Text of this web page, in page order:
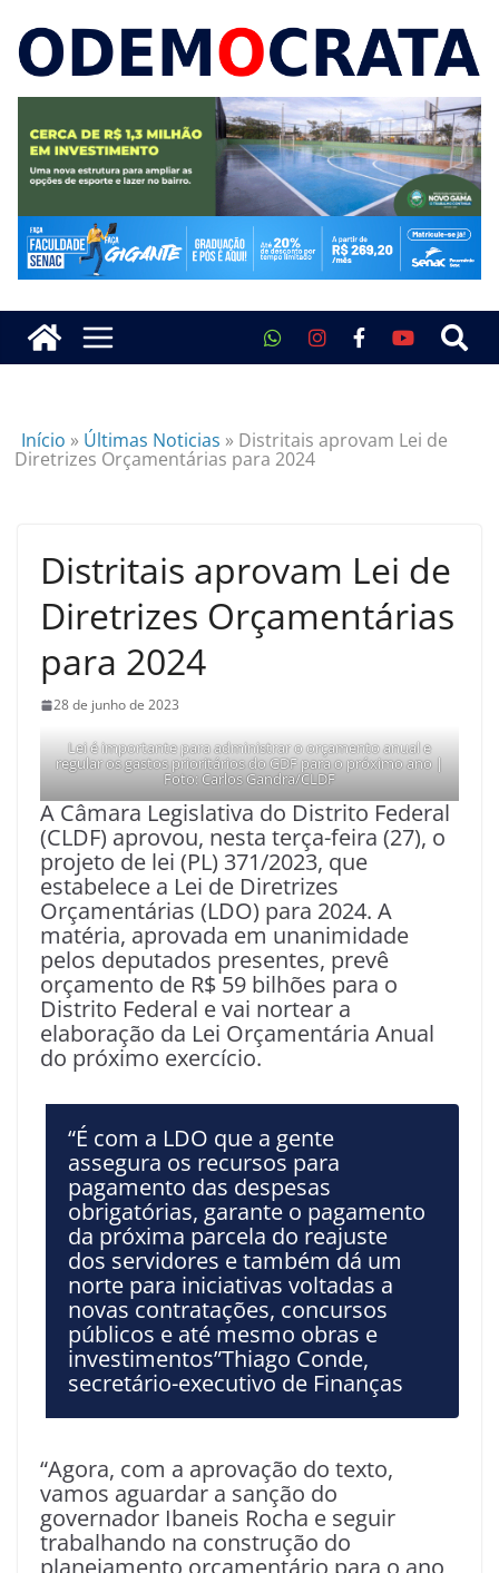
Início » Últimas Noticias » Distritais aprovam Lei de
Diretrizes Orçamentárias para 2024
Distritais aprovam Lei de
Diretrizes Orçamentárias
para 2024
28 de junho de 2023
Lei é importante para administrar o orçamento anual e
regular os gastos prioritários do GDF para o próximo ano |
Foto: Carlos Gandra/CLDF
A Câmara Legislativa do Distrito Federal
(CLDF) aprovou, nesta terça-feira (27), o
projeto de lei (PL) 371/2023, que
estabelece a Lei de Diretrizes
Orçamentárias (LDO) para 2024. A
matéria, aprovada em unanimidade
pelos deputados presentes, prevê
orçamento de R$ 59 bilhões para o
Distrito Federal e vai nortear a
elaboração da Lei Orçamentária Anual
do próximo exercício.
“É com a LDO que a gente
assegura os recursos para
pagamento das despesas
obrigatórias, garante o pagamento
da próxima parcela do reajuste
dos servidores e também dá um
norte para iniciativas voltadas a
novas contratações, concursos
públicos e até mesmo obras e
investimentos”Thiago Conde,
secretário-executivo de Finanças
“Agora, com a aprovação do texto,
vamos aguardar a sanção do
governador Ibaneis Rocha e seguir
trabalhando na construção do